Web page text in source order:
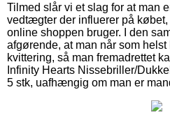
Tilmed slår vi et slag for at man
vedtægter der influerer på
online shoppen bruger. I den
afgørende, at man når som helst
kvittering, så man fremadrettet
Infinity Hearts Nissebriller/
5 stk, uafhængig om man er